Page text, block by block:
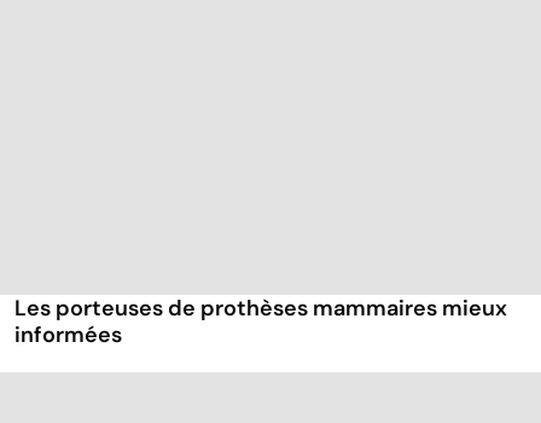
Les porteuses de prothèses mammaires mieux
informées